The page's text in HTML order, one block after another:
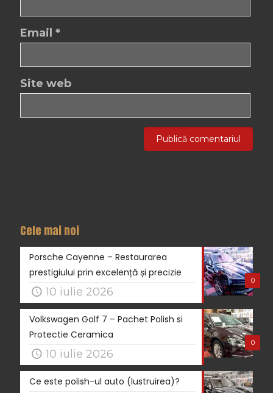
Email *
Site web
Cele mai noi
0
Porsche Cayenne – Restaurarea
prestigiului prin excelență și precizie
10 iulie 2026
0
Volkswagen Golf 7 – Pachet Polish si
Protectie Ceramica
10 iulie 2026
Ce este polish-ul auto (lustruirea)?